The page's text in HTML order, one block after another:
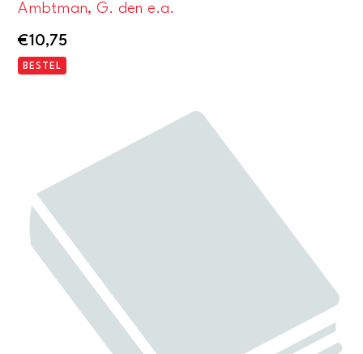
Ambtman, G. den e.a.
€10,75
BESTEL